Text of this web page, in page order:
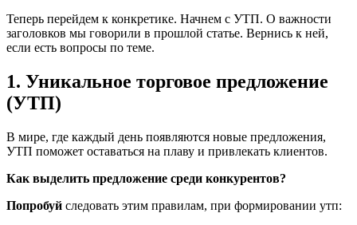
Теперь перейдем к конкретике. Начнем с УТП. О важности
заголовков мы говорили в прошлой статье. Вернись к ней,
если есть вопросы по теме.
1. Уникальное торговое предложение
(УТП)
В мире, где каждый день появляются новые предложения,
УТП поможет оставаться на плаву и привлекать клиентов.
Как выделить предложение среди конкурентов?
Попробуй следовать этим правилам, при формировании утп: